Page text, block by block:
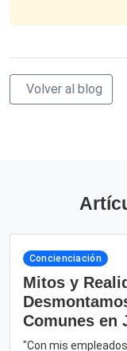
Volver al blog
Concienciación
Mitos y
Comunes en
"Con mis